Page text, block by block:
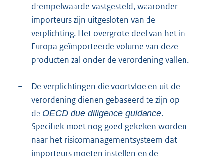
drempelwaarde vastgesteld, waaronder
importeurs zijn uitgesloten van de
verplichting. Het overgrote deel van het in
Europa geïmporteerde volume van deze
producten zal onder de verordening vallen.
−
De verplichtingen die voortvloeien uit de
verordening dienen gebaseerd te zijn op
de OECD due diligence guidance.
Specifiek moet nog goed gekeken worden
naar het risicomanagementsysteem dat
importeurs moeten instellen en de